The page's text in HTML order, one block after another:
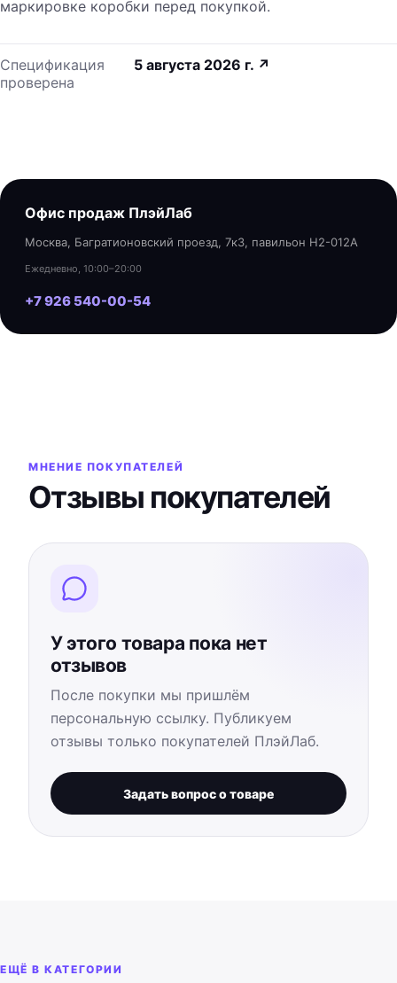
маркировке коробки перед покупкой.
Спецификация
проверена
5 августа 2026 г. ↗
Офис продаж ПлэйЛаб
Москва, Багратионовский проезд, 7к3, павильон H2-012A
Ежедневно, 10:00–20:00
+7 926 540-00-54
МНЕНИЕ ПОКУПАТЕЛЕЙ
Отзывы покупателей
У этого товара пока нет
отзывов
После покупки мы пришлём
персональную ссылку. Публикуем
отзывы только покупателей ПлэйЛаб.
Задать вопрос о товаре
ЕЩЁ В КАТЕГОРИИ